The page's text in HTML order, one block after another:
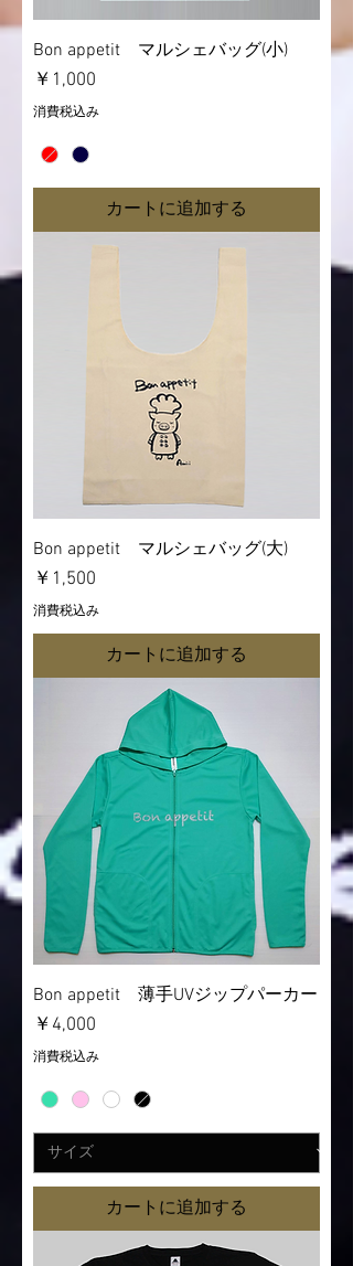
Bon appetit マルシェバッグ(小)
価格
￥1,000
消費税込み
カートに追加する
Bon appetit マルシェバッグ(大)
価格
￥1,500
消費税込み
カートに追加する
Bon appetit 薄手UVジップパーカー
価格
￥4,000
消費税込み
カートに追加する